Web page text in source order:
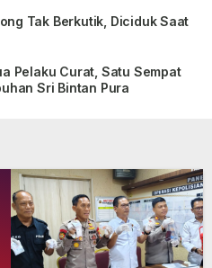
Tak Berkutik, Diciduk Saat
Pelaku Curat, Satu Sempat
Sri Bintan Pura